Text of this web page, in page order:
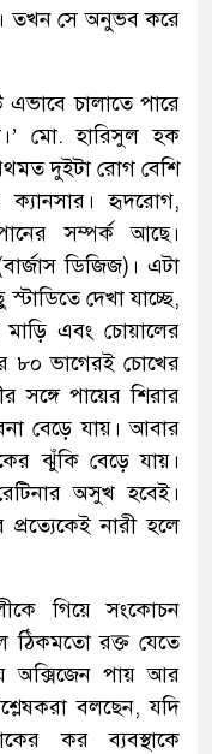
তখন সে অনুভব করে
চালাতে পারে
মো. হারিসুল হক
দুইটা রোগ বেশি
হৃদরোগ,
সম্পর্ক আছে।
ডিজিজ)। এটা
দেখা যাচ্ছে,
এবং চোয়ালের
৮০ ভাগেরই চোখের
সঙ্গে পায়ের শিরার
বেড়ে যায়। আবার
ঝুঁকি বেড়ে যায়।
অসুখ হবেই।
প্রত্যেকেই নারী হলে
গিয়ে সংকোচন
ঠিকমতো রক্ত যেতে
অক্সিজেন পায় আর
বলছেন, যদি
কর ব্যবস্থাকে